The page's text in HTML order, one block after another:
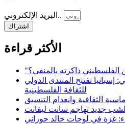
البريد الإلكتروني..
اشتراك
الأكثر قراءة
ذاكرته بالمنفى؟
إسبانيا تفتتح المنتدى الدولي
للثقافة الفلسطينية
الثقافية وانعدام التنسيق
لشب جديد تهاجم سانت ليفانت
غزة في لوحات خالد حوراني